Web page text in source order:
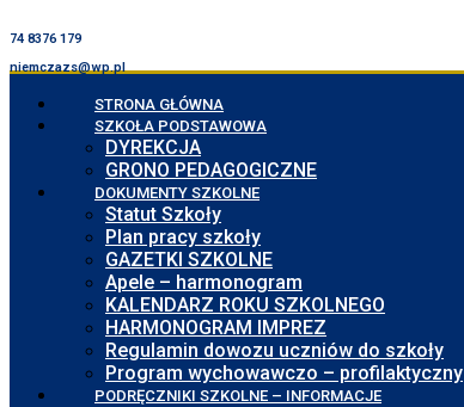
74 8376 179
niemczazs@wp.pl
STRONA GŁÓWNA
SZKOŁA PODSTAWOWA
DYREKCJA
GRONO PEDAGOGICZNE
DOKUMENTY SZKOLNE
Statut Szkoły
Plan pracy szkoły
GAZETKI SZKOLNE
Apele – harmonogram
KALENDARZ ROKU SZKOLNEGO
HARMONOGRAM IMPREZ
Regulamin dowozu uczniów do szkoły
Program wychowawczo – profilaktyczny
PODRĘCZNIKI SZKOLNE – INFORMACJE